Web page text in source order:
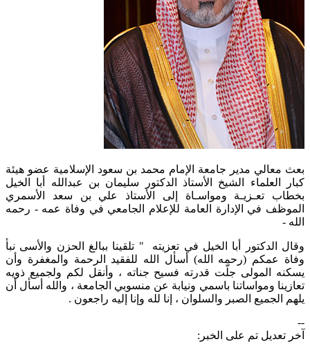
بعث معالي مدير جامعة الإمام محمد بن سعود الإسلامية عضو هيئة
كبار العلماء الشيخ الأستاذ الدكتور سليمان بن عبدالله أبا الخيل
بخطاب تعـزيـة ومواسـاة إلى الأستاذ علي بن سعد الأسمري
الموظف في الإدارة العامة للإعلام الجامعي في وفاة عمه - رحمه
الله -
وقال الدكتور أبا الخيل في تعزيته " تلقينا ببالغ الحزن والأسى نبأ
وفاة عمكم (رحمه الله) أسأل الله للفقيد الرحمة والمغفرة وأن
يسكنه المولى جلّت قدرته فسيح جناته ، وأنقل لكم ولجميع ذويه
تعازينا ومواساتنا باسمي ونيابة عن منسوبي الجامعة ، والله أسأل أن
يلهم الجميع الصبر والسلوان ، إنا لله وإنا إليه راجعون .
--
آخر تعديل تم على الخبر: